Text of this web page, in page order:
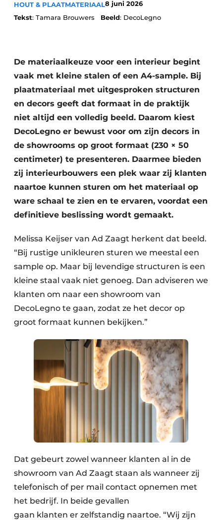
Vacature aanmelden
Vacatures
HOUT & PLAATMATERIAAL8 juni 2026
Tekst: Tamara Brouwers Beeld: DecoLegno
De materiaalkeuze voor een interieur begint
vaak met kleine stalen of een A4-sample. Bij
plaatmateriaal met uitgesproken structuren
en decors geeft dat formaat in de praktijk
niet altijd een volledig beeld. Daarom kiest
DecoLegno er bewust voor om zijn decors in
de showrooms op groot formaat (230 × 50
centimeter) te presenteren. Daarmee bieden
zij interieurbouwers een plek waar zij klanten
naartoe kunnen sturen om het materiaal op
ware schaal te zien en te ervaren, voordat een
definitieve beslissing wordt gemaakt.
Melissa Keijser van Ad Zaagt herkent dat beeld.
“Bij rustige unikleuren sturen we meestal een
sample op. Maar bij levendige structuren is een
kleine staal vaak niet genoeg. Dan adviseren we
klanten om naar een showroom van
DecoLegno te gaan, zodat ze het decor op
groot formaat kunnen bekijken.”
Dat gebeurt zowel wanneer klanten al in de
showroom van Ad Zaagt staan als wanneer zij
telefonisch of per mail contact opnemen met
het bedrijf. In beide gevallen
gaan klanten er zelfstandig naartoe. “Wij zijn